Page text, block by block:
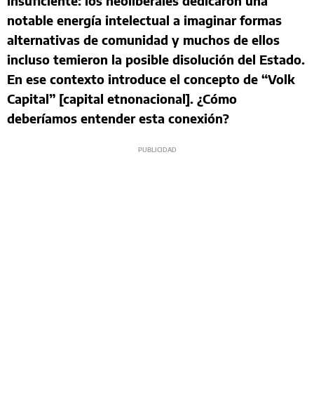
notable energía intelectual a imaginar formas
alternativas de comunidad y muchos de ellos
incluso temieron la posible disolución del Estado.
En ese contexto introduce el concepto de “Volk
Capital” [capital etnonacional]. ¿Cómo
deberíamos entender esta conexión?